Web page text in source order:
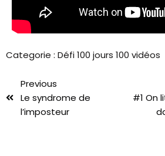
Categorie : Défi 100 jours 100 vidéos
Previous
Le syndrome de
l’imposteur
#1 On